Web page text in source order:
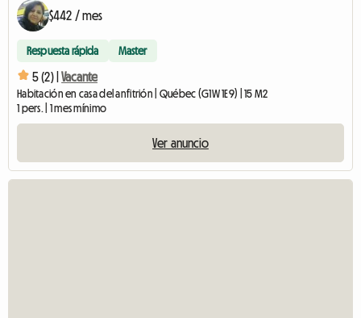
$442 / mes
Respuesta rápida Master
5 (2) | Vacante
Habitación en casa del anfitrión | Québec (G1W 1E9) | 15 M2
1 pers. | 1 mes mínimo
Ver anuncio